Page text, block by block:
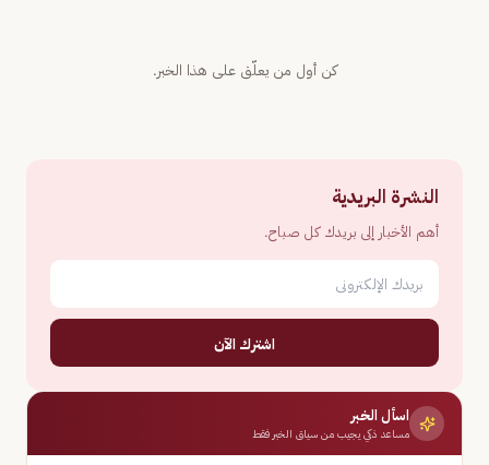
كن أول من يعلّق على هذا الخبر.
النشرة البريدية
أهم الأخبار إلى بريدك كل صباح.
اشترك الآن
اسأل الخبر
مساعد ذكي يجيب من سياق الخبر فقط